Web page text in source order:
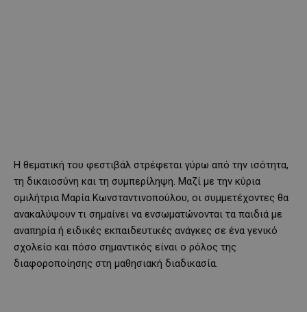
Η θεματική του φεστιβάλ στρέφεται γύρω από την ισότητα,
τη δικαιοσύνη και τη συμπερίληψη. Μαζί με την κύρια
ομιλήτρια Μαρία Κωνσταντινοπούλου, οι συμμετέχοντες θα
ανακαλύψουν τι σημαίνει να ενσωματώνονται τα παιδιά με
αναπηρία ή ειδικές εκπαιδευτικές ανάγκες σε ένα γενικό
σχολείο και πόσο σημαντικός είναι ο ρόλος της
διαφοροποίησης στη μαθησιακή διαδικασία.